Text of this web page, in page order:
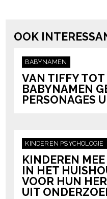
OOK
BABYNAMEN
VAN TIFFY TOT
BABYNAMEN
PERSONAGES
KINDEREN PSYCHOLOGIE
KINDEREN
IN HET
VOOR HUN
UIT